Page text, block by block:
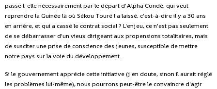
passe t-elle nécessairement par le départ d'Alpha Condé, qui veut
reprendre la Guinée là où Sékou Touré l'a laissé, c'est-à-dire il y a 30 ans
en arrière, et qui a cassé le contrat social ? L'enjeu, ce n'est pas seulement
de se débarrasser d'un vieux dirigeant aux propensions totalitaires, mais
de susciter une prise de conscience des jeunes, susceptible de mettre
notre pays sur la voie du développement.
Si le gouvernement apprécie cette initiative (j'en doute, sinon il aurait réglé
les problèmes lui-même), nous pourrons peut-être le convaincre d'agir